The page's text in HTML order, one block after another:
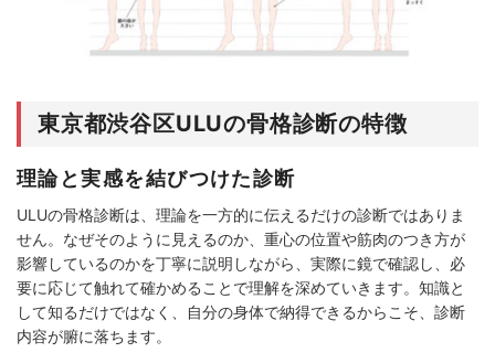
東京都渋谷区ULUの骨格診断の特徴
理論と実感を結びつけた診断
ULUの骨格診断は、理論を一方的に伝えるだけの診断ではありま
せん。なぜそのように見えるのか、重心の位置や筋肉のつき方が
影響しているのかを丁寧に説明しながら、実際に鏡で確認し、必
要に応じて触れて確かめることで理解を深めていきます。知識と
して知るだけではなく、自分の身体で納得できるからこそ、診断
内容が腑に落ちます。